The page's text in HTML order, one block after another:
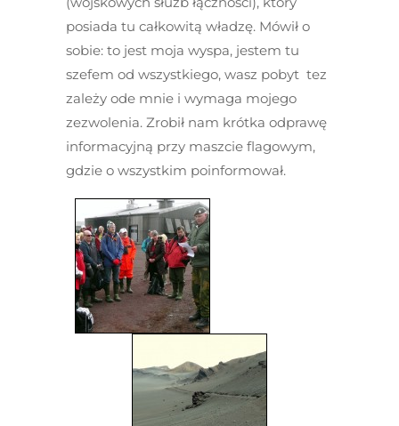
posiada tu całkowitą władzę. Mówił o
sobie: to jest moja wyspa, jestem tu
szefem od wszystkiego, wasz pobyt tez
zależy ode mnie i wymaga mojego
zezwolenia. Zrobił nam krótka odprawę
informacyjną przy maszcie flagowym,
gdzie o wszystkim poinformował.